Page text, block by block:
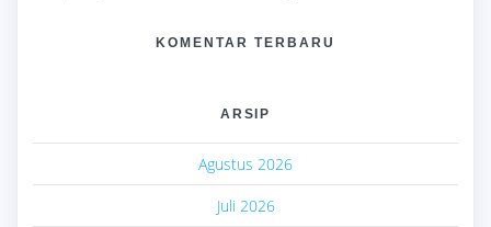
KOMENTAR TERBARU
ARSIP
Agustus 2026
Juli 2026